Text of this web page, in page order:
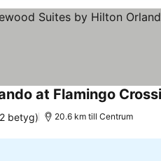
at Flamingo
betyg) 20.6 km till Centrum